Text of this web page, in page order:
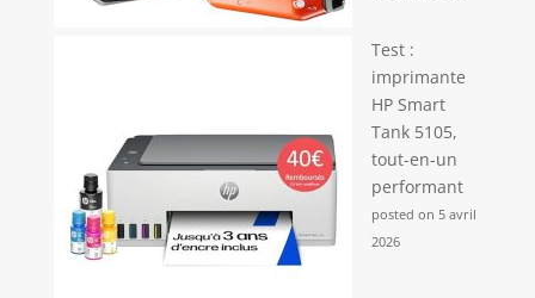
Test :
imprimante
HP Smart
Tank 5105,
tout-en-un
performant
posted on 5 avril
2026